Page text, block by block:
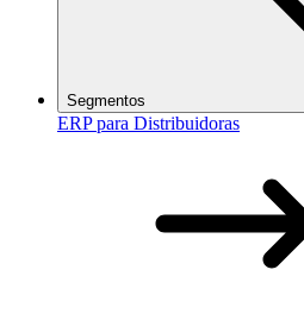
Segmentos
ERP para Distribuidoras